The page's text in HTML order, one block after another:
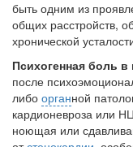
быть одним из
общих расстройств,
хронической
Психогенная боль в
пос­ле
либо орган­ной
кардионевроза или
ноющая или